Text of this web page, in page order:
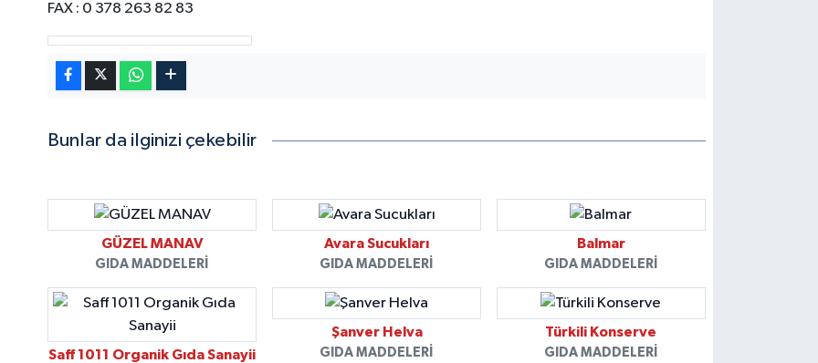
FAX : 0 378 263 82 83
Bunlar da ilginizi çekebilir
GÜZEL MANAV
GIDA MADDELERI
Avara Sucukları
GIDA MADDELERI
Balmar
GIDA MADDELERI
Saff 1011 Organik Gıda Sanayii
Şanver Helva
GIDA MADDELERI
Türkili Konserve
GIDA MADDELERI